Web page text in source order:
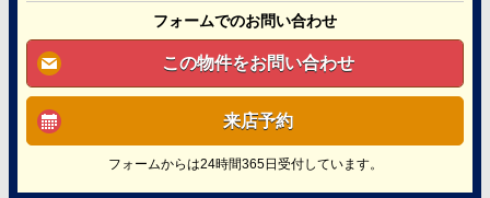
フォームでのお問い合わせ
この物件をお問い合わせ
来店予約
フォームからは24時間365日受付しています。